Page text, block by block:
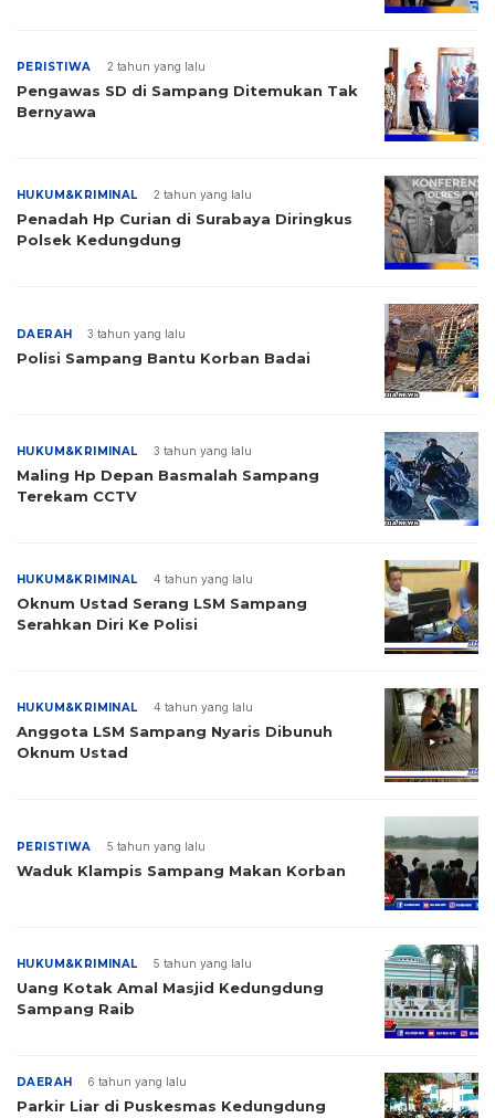
PERISTIWA 2 tahun yang lalu
Pengawas SD di Sampang Ditemukan Tak
Bernyawa
HUKUM&KRIMINAL 2 tahun yang lalu
Penadah Hp Curian di Surabaya Diringkus
Polsek Kedungdung
DAERAH 3 tahun yang lalu
Polisi Sampang Bantu Korban Badai
HUKUM&KRIMINAL 3 tahun yang lalu
Maling Hp Depan Basmalah Sampang
Terekam CCTV
HUKUM&KRIMINAL 4 tahun yang lalu
Oknum Ustad Serang LSM Sampang
Serahkan Diri Ke Polisi
HUKUM&KRIMINAL 4 tahun yang lalu
Anggota LSM Sampang Nyaris Dibunuh
Oknum Ustad
PERISTIWA 5 tahun yang lalu
Waduk Klampis Sampang Makan Korban
HUKUM&KRIMINAL 5 tahun yang lalu
Uang Kotak Amal Masjid Kedungdung
Sampang Raib
DAERAH 6 tahun yang lalu
Parkir Liar di Puskesmas Kedungdung